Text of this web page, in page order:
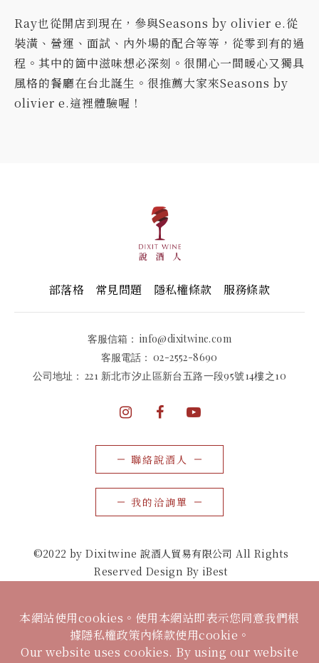
Ray也從開店到現在，參與Seasons by olivier e.從
裝潢、營運、面試、內外場的配合等等，從零到有的過
程。其中的箇中滋味想必深刻。很開心一間暖心又獨具
風格的餐廳在台北誕生。很推薦大家來Seasons by
olivier e.這裡體驗喔！
部落格 常見問題 隱私權條款 服務條款
客服信箱： info@dixitwine.com
客服電話：02-2552-8690
公司地址： 221 新北市汐止區新台五路一段95號14樓之10
聯絡說酒人
我的洽詢單
©2022 by Dixitwine 說酒人貿易有限公司 All Rights
Reserved Design By iBest
本網站使用cookies。使用本網站即表示您同意我們根
據隱私權政策內條款使用cookie。
Our website uses cookies. By using our website